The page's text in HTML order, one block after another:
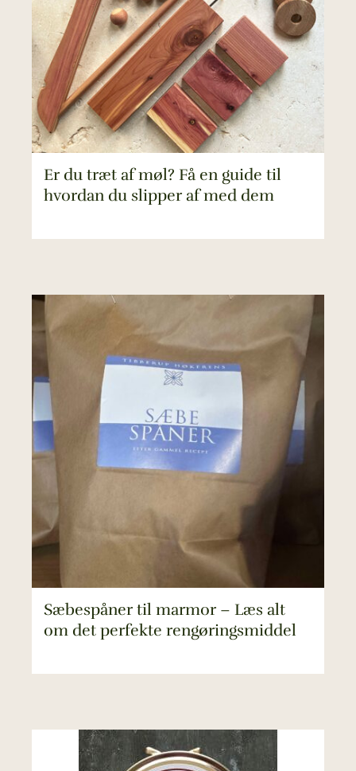
Er du træt af møl? Få en guide til
hvordan du slipper af med dem
Sæbespåner til marmor – Læs alt
om det perfekte rengøringsmiddel